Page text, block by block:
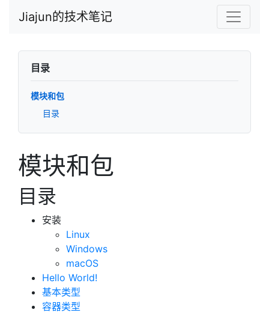
Jiajun的技术笔记
目录
模块和包
目录
模块和包
目录
安装
Linux
Windows
macOS
Hello World!
基本类型
容器类型